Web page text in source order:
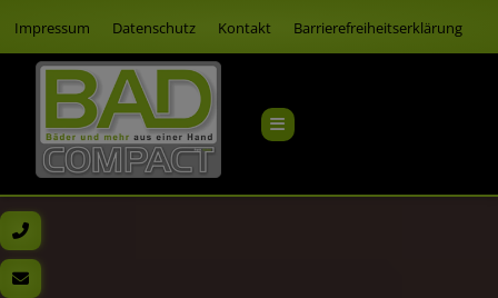
Impressum Datenschutz Kontakt Barrierefreiheitserklärung